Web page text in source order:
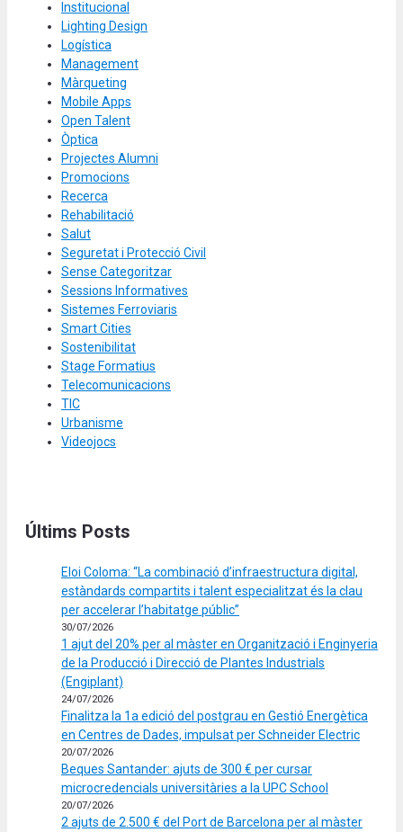
Institucional
Lighting Design
Logística
Management
Màrqueting
Mobile Apps
Open Talent
Òptica
Projectes Alumni
Promocions
Recerca
Rehabilitació
Salut
Seguretat i Protecció Civil
Sense Categoritzar
Sessions Informatives
Sistemes Ferroviaris
Smart Cities
Sostenibilitat
Stage Formatius
Telecomunicacions
TIC
Urbanisme
Videojocs
Últims Posts
Eloi Coloma: “La combinació d’infraestructura digital,
estàndards compartits i talent especialitzat és la clau
per accelerar l’habitatge públic”
30/07/2026
1 ajut del 20% per al màster en Organització i Enginyeria
de la Producció i Direcció de Plantes Industrials
(Engiplant)
24/07/2026
Finalitza la 1a edició del postgrau en Gestió Energètica
en Centres de Dades, impulsat per Schneider Electric
20/07/2026
Beques Santander: ajuts de 300 € per cursar
microcredencials universitàries a la UPC School
20/07/2026
2 ajuts de 2.500 € del Port de Barcelona per al màster